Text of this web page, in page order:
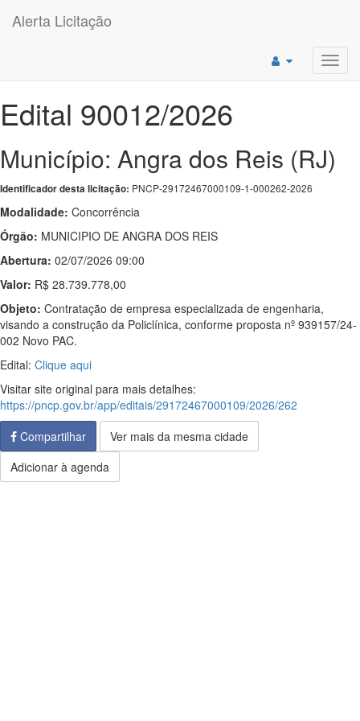
Alerta Licitação
Edital 90012/2026
Município: Angra dos Reis (RJ)
Identificador desta licitação: PNCP-29172467000109-1-000262-2026
Modalidade: Concorrência
Órgão: MUNICIPIO DE ANGRA DOS REIS
Abertura: 02/07/2026 09:00
Valor: R$ 28.739.778,00
Objeto: Contratação de empresa especializada de engenharia,
visando a construção da Policlínica, conforme proposta nº 939157/24-
002 Novo PAC.
Edital: Clique aqui
Visitar site original para mais detalhes:
https://pncp.gov.br/app/editais/29172467000109/2026/262
Compartilhar
Ver mais da mesma cidade
Adicionar à agenda